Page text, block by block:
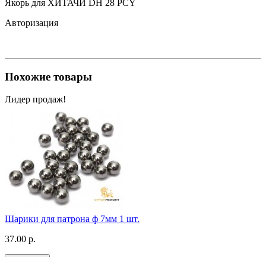
Якорь для ХИТАЧИ DH 28 PCY
Авторизация
Похожие товары
Лидер продаж!
Шарики для патрона ф 7мм 1 шт.
37.00 р.